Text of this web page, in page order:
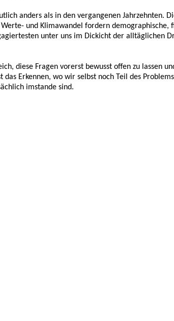
anders als in den vergangenen Jahrzehnten.
und Klimawandel fordern
unter uns im Dickicht der alltäglichen
diese Fragen vorerst bewusst offen zu lassen
Erkennen, wo wir selbst noch Teil des
imstande sind.